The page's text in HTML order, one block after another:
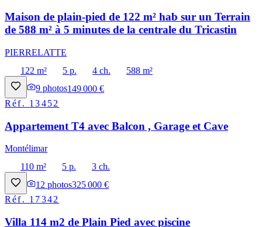
Maison de plain-pied de 122 m² hab sur un Terrain
de 588 m² à 5 minutes de la centrale du Tricastin
PIERRELATTE
122 m²
5 p. 4 ch.
588 m²
9 photos149 000 €
Réf. 13452
Appartement T4 avec Balcon , Garage et Cave
Montélimar
110 m²
5 p.
3 ch.
12 photos325 000 €
Réf. 17342
Villa 114 m2 de Plain Pied avec piscine